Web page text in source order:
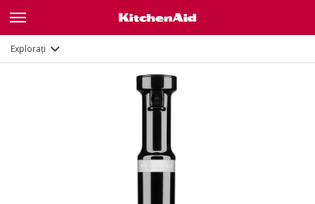
Explorați